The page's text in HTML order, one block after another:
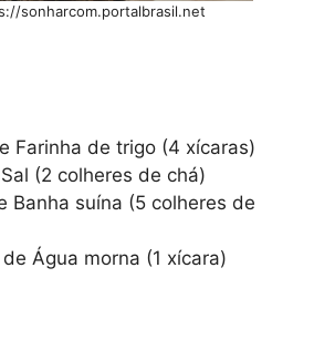
sonharcom.portalbrasil.net
Farinha de trigo (4 xícaras)
(2 colheres de chá)
Banha suína (5 colheres de
Água morna (1 xícara)